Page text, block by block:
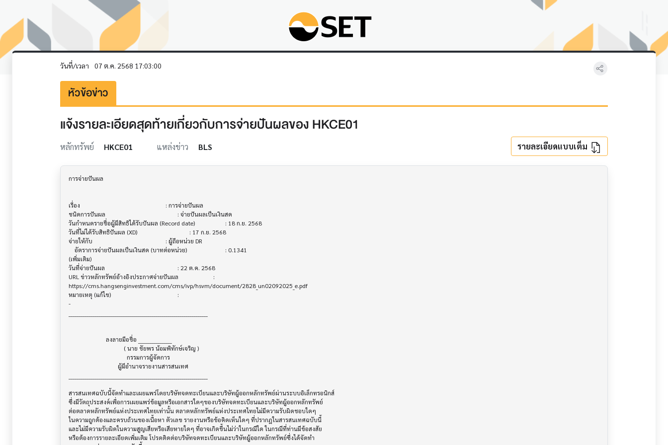
วันที่/เวลา 07 ต.ค. 2568 17:03:00
หัวข้อข่าว
แจ้งรายละเอียดสุดท้ายเกี่ยวกับการจ่ายปันผลของ HKCE01
หลักทรัพย์ HKCE01 แหล่งข่าว BLS รายละเอียดแบบเต็ม
การจ่ายปันผล
เรื่อง                                  			 : การจ่ายปันผล
ชนิดการปันผล                           			 : จ่ายปันผลเป็นเงินสด
วันกำหนดรายชื่อผู้มีสิทธิได้รับปันผล (Record date)			 : 18 ก.ย. 2568
วันที่ไม่ได้รับสิทธิปันผล (XD)              			 : 17 ก.ย. 2568
จ่ายให้กับ                              			 : ผู้ถือหน่วย DR
(เพิ่มเติม)
วันที่จ่ายปันผล                          			 : 22 ต.ค. 2568
URL ข่าวหลักทรัพย์อ้างอิงประกาศจ่ายปันผล   			 :
https://cms.hangsenginvestment.com/cms/ivp/hsvm/document/2828_un02092025_e.pdf
หมายเหตุ (แก้ไข)                        			 :
-
สารสนเทศฉบับนี้จัดทำและเผยแพร่โดยบริษัทจดทะเบียนและบริษัทผู้ออกหลักทรัพย์ผ่านระบบอิเล็กทรอนิกส์
ซึ่งมีวัตถุประสงค์เพื่อการเผยแพร่ข้อมูลหรือเอกสารใดๆของบริษัทจดทะเบียนและบริษัทผู้ออกหลักทรัพย์
ต่อตลาดหลักทรัพย์แห่งประเทศไทยเท่านั้น ตลาดหลักทรัพย์แห่งประเทศไทยไม่มีความรับผิดชอบใดๆ
ในความถูกต้องและครบถ้วนของเนื้อหา ตัวเลข รายงานหรือข้อคิดเห็นใดๆ ที่ปรากฎในสารสนเทศฉบับนี้
และไม่มีความรับผิดในความสูญเสียหรือเสียหายใดๆ ที่อาจเกิดขึ้นไม่ว่าในกรณีใด ในกรณีที่ท่านมีข้อสงสัย
หรือต้องการรายละเอียดเพิ่มเติม โปรดติดต่อบริษัทจดทะเบียนและบริษัทผู้ออกหลักทรัพย์ซึ่งได้จัดทำ